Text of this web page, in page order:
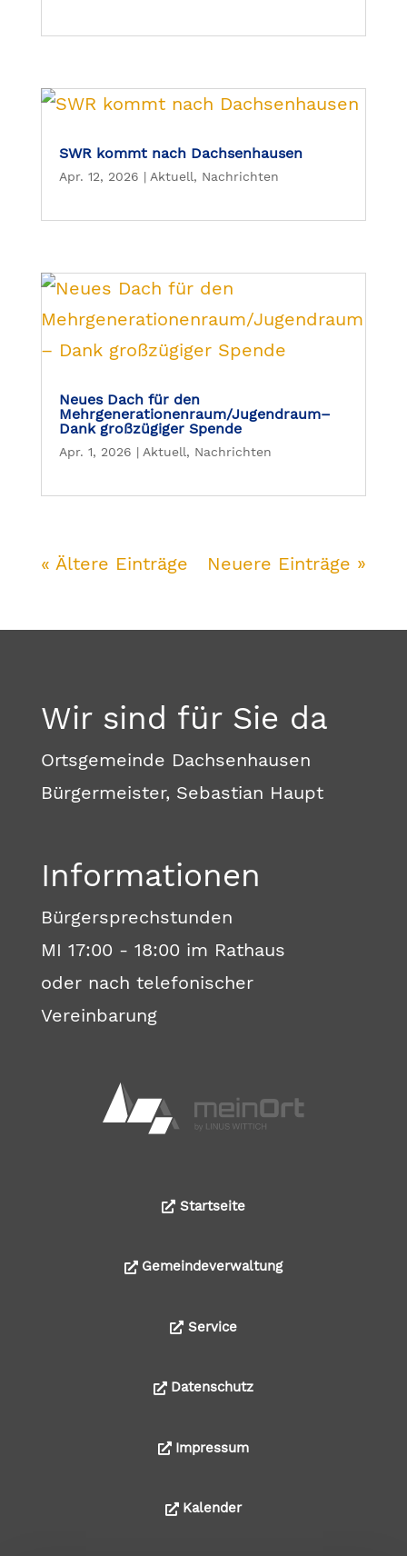
SWR kommt nach Dachsenhausen
Apr. 12, 2026 | Aktuell, Nachrichten
Neues Dach für den
Mehrgenerationenraum/Jugendraum–
Dank großzügiger Spende
Apr. 1, 2026 | Aktuell, Nachrichten
« Ältere Einträge Neuere Einträge »
Wir sind für Sie da
Ortsgemeinde Dachsenhausen
Bürgermeister, Sebastian Haupt
Informationen
Bürgersprechstunden
MI 17:00 - 18:00 im Rathaus
oder nach telefonischer
Vereinbarung
Startseite
Gemeindeverwaltung
Service
Datenschutz
Impressum
Kalender